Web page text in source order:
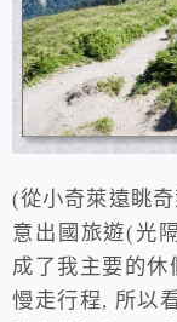
(從小奇萊遠眺
意出國旅遊(光
成了我主要的休
慢走行程, 所以